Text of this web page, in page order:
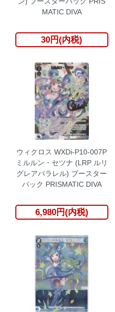
MATIC DIVA
30円(内税)
ウィクロス WXDi-P10-007P
ミルルン・セツナ (LRP ルリ
グレアパラレル) ブースター
パック PRISMATIC DIVA
6,980円(内税)